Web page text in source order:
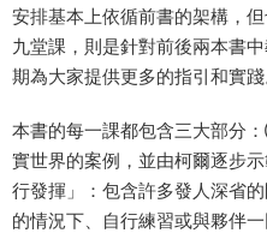
安排基本上依循前書的架構，
九堂課，則是針對前後兩本書
期為大家提供更多的指引和實踐
本書的每一課都包含三大部分
實世界的案例，並由柯爾逐步
行發揮」：包含許多發人深省
的情況下、自行練習或與夥伴